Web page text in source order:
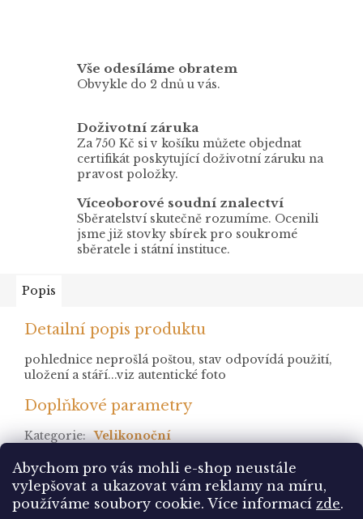
Abychom pro vás mohli e-shop neustále
vylepšovat a ukazovat vám reklamy na míru,
používáme soubory cookie. Více informací zde.
Vše odesíláme obratem
Obvykle do 2 dnů u vás.
Doživotní záruka
Za 750 Kč si v košíku můžete objednat
certifikát poskytující doživotní záruku na
pravost položky.
Víceoborové soudní znalectví
Sběratelství skutečně rozumíme. Ocenili
jsme již stovky sbírek pro soukromé
sběratele i státní instituce.
Popis
Detailní popis produktu
pohlednice neprošlá poštou, stav odpovídá použití,
uložení a stáří...viz autentické foto
Doplňkové parametry
Kategorie: Velikonoční